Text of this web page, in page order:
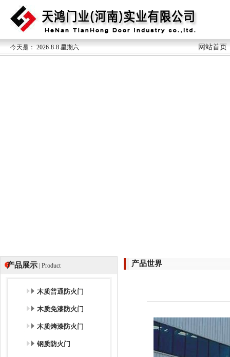
今天是： 2026-8-8 星期六 网站首页
产品展示 | Product
木质普通防火门
木质免漆防火门
木质烤漆防火门
钢质防火门
产品世界